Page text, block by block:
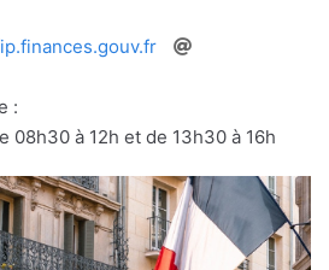
:
08h30 à 12h et de 13h30 à 16h